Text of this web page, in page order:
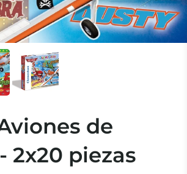
de
2x20 piezas